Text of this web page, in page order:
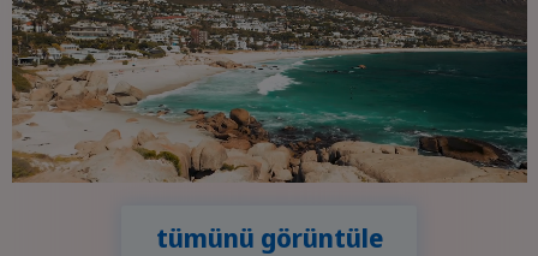
tümünü görüntüle